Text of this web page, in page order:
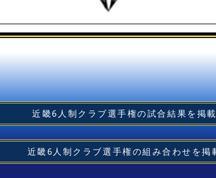
近畿6人制クラブ選手権の試合結果を掲
近畿6人制クラブ選手権の組み合わせを掲